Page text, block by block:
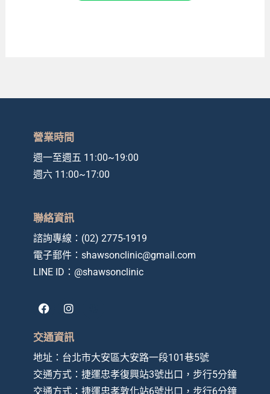
營業時間
週一至週五 11:00~19:00
週六 11:00~17:00
聯絡資訊
諮詢專線： (02) 2775-1919
電子郵件： shawsonclinic@gmail.com
LINE ID： @shawsonclinic
F
a
e
b
o
o
k
I
n
t
a
g
r
a
m
交通資訊
地址： 台北市大安區大安路一段101巷5號
交通方式：捷運忠孝復興站3號出口，步行5分鐘
交通方式： 捷運忠孝敦化站6號出口，步行6分鐘